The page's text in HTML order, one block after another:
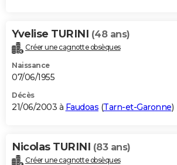
Yvelise TURINI (48 ans)
Créer une cagnotte obsèques
Naissance
07/06/1955
Décès
21/06/2003 à Faudoas (Tarn-et-Garonne)
Nicolas TURINI (83 ans)
Créer une cagnotte obsèques